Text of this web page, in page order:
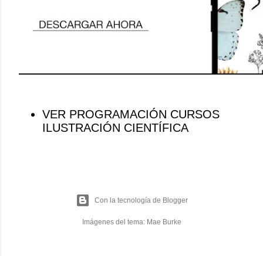
VER PROGRAMACIÓN CURSOS
ILUSTRACIÓN CIENTÍFICA
Con la tecnología de Blogger
Imágenes del tema: Mae Burke